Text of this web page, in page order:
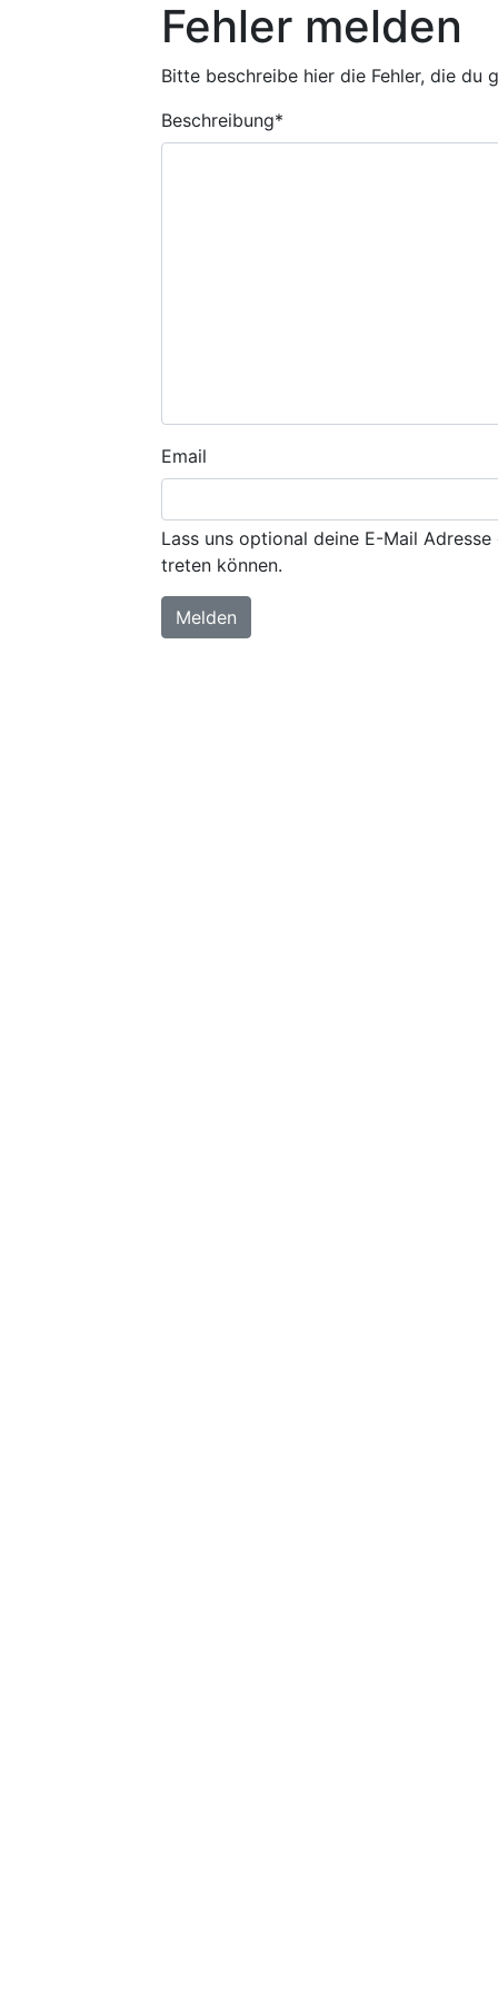
Fehler melden
Bitte beschreibe hier die Fehler, die du
Beschreibung*
Email
Lass uns optional deine E-Mail
treten können.
Melden